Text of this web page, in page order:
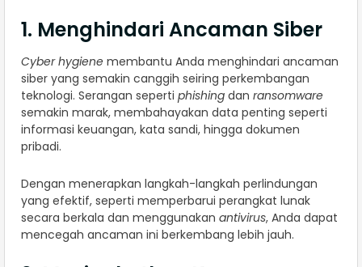
1. Menghindari Ancaman Siber
Cyber hygiene membantu Anda menghindari ancaman
siber yang semakin canggih seiring perkembangan
teknologi. Serangan seperti phishing dan ransomware
semakin marak, membahayakan data penting seperti
informasi keuangan, kata sandi, hingga dokumen
pribadi.
Dengan menerapkan langkah-langkah perlindungan
yang efektif, seperti memperbarui perangkat lunak
secara berkala dan menggunakan antivirus, Anda dapat
mencegah ancaman ini berkembang lebih jauh.